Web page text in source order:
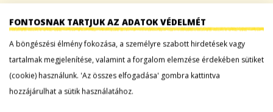
LEGFRISSEBB BEJEGYZÉSEK
Sárgadinnye: a nyár édes íze, ami több mint
FONTOSNAK TARTJUK AZ ADATOK VÉDELMÉT
A böngészési élmény fokozása, a személyre szabott hirdetések vagy
tartalmak megjelenítése, valamint a forgalom elemzése érdekében sütiket
(cookie) használunk. 'Az összes elfogadása' gombra kattintva
hozzájárulhat a sütik használatához.